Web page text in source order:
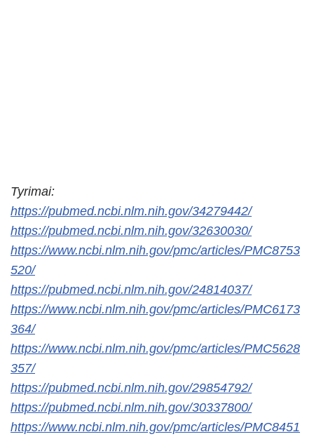
Tyrimai:
https://pubmed.ncbi.nlm.nih.gov/34279442/
https://pubmed.ncbi.nlm.nih.gov/32630030/
https://www.ncbi.nlm.nih.gov/pmc/articles/PMC8753
520/
https://pubmed.ncbi.nlm.nih.gov/24814037/
https://www.ncbi.nlm.nih.gov/pmc/articles/PMC6173
364/
https://www.ncbi.nlm.nih.gov/pmc/articles/PMC5628
357/
https://pubmed.ncbi.nlm.nih.gov/29854792/
https://pubmed.ncbi.nlm.nih.gov/30337800/
https://www.ncbi.nlm.nih.gov/pmc/articles/PMC8451